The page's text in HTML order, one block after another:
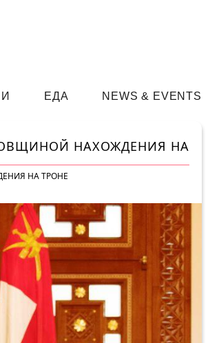
ЕДА
NEWS & EVENTS
НАХОЖДЕНИЯ НА
НА ТРОНЕ